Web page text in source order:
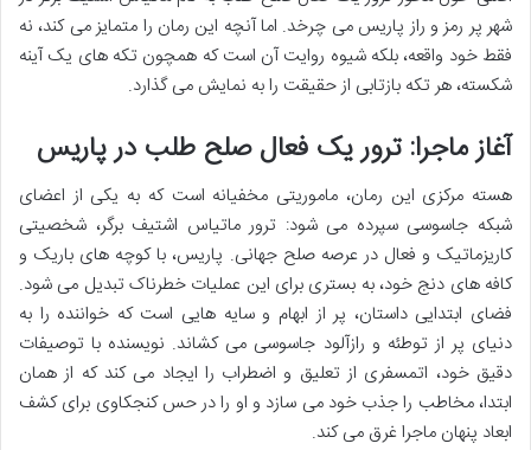
شهر پر رمز و راز پاریس می چرخد. اما آنچه این رمان را متمایز می کند، نه
فقط خود واقعه، بلکه شیوه روایت آن است که همچون تکه های یک آینه
شکسته، هر تکه بازتابی از حقیقت را به نمایش می گذارد.
آغاز ماجرا: ترور یک فعال صلح طلب در پاریس
هسته مرکزی این رمان، ماموریتی مخفیانه است که به یکی از اعضای
شبکه جاسوسی سپرده می شود: ترور ماتیاس اشتیف برگر، شخصیتی
کاریزماتیک و فعال در عرصه صلح جهانی. پاریس، با کوچه های باریک و
کافه های دنج خود، به بستری برای این عملیات خطرناک تبدیل می شود.
فضای ابتدایی داستان، پر از ابهام و سایه هایی است که خواننده را به
دنیای پر از توطئه و رازآلود جاسوسی می کشاند. نویسنده با توصیفات
دقیق خود، اتمسفری از تعلیق و اضطراب را ایجاد می کند که از همان
ابتدا، مخاطب را جذب خود می سازد و او را در حس کنجکاوی برای کشف
ابعاد پنهان ماجرا غرق می کند.